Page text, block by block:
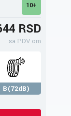
10+
RSD
sa PDV-om
B(72dB)